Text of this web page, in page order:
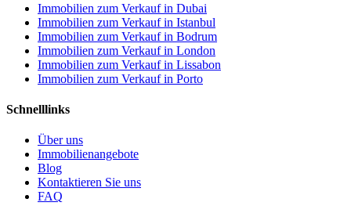
Immobilien zum Verkauf in Dubai
Immobilien zum Verkauf in Istanbul
Immobilien zum Verkauf in Bodrum
Immobilien zum Verkauf in London
Immobilien zum Verkauf in Lissabon
Immobilien zum Verkauf in Porto
Schnelllinks
Über uns
Immobilienangebote
Blog
Kontaktieren Sie uns
FAQ